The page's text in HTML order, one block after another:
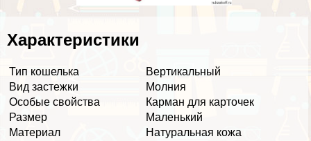
Хаpaктеристики
Тип кошелька
Вертикальный
Вид застежки
Молния
Особые свойства
Карман для карточек
Размер
Маленький
Материал
Натуральная кожа